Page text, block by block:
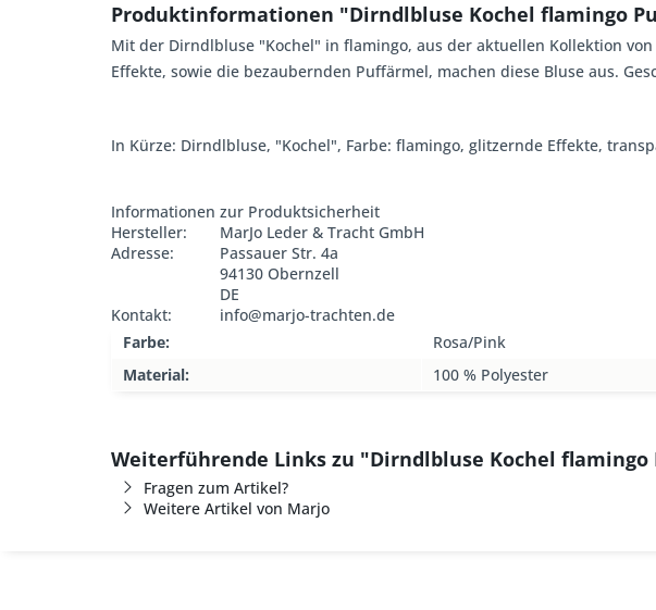
Produktinformationen "Dirndlbluse Kochel flamingo
Mit der Dirndlbluse "Kochel" in flamingo, aus der aktuellen Kollektion
Effekte, sowie die bezaubernden Puffärmel, machen diese Bluse aus.
In Kürze: Dirndlbluse, "Kochel", Farbe: flamingo, glitzernde Effekte,
Informationen zur Produktsicherheit
Hersteller:
MarJo Leder & Tracht GmbH
Adresse:
Passauer Str. 4a
94130 Obernzell
DE
Kontakt:
info@marjo-trachten.de
Farbe:
Rosa/Pink
Material:
100 % Polyester
Weiterführende Links zu "Dirndlbluse Kochel
Fragen zum Artikel?
Weitere Artikel von Marjo